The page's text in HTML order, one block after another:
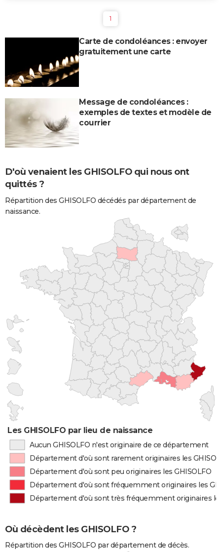
1
Carte de condoléances : envoyer
gratuitement une carte
Message de condoléances :
exemples de textes et modèle de
courrier
D'où venaient les GHISOLFO qui nous ont
quittés ?
Répartition des GHISOLFO décédés par département de
naissance.
Les GHISOLFO par lieu de naissance
Aucun GHISOLFO n'est originaire de ce département
Département d'où sont rarement originaires les
Département d'où sont peu originaires les GHISOLFO
Département d'où sont fréquemment originaires les
Département d'où sont très fréquemment originaires
Où décèdent les GHISOLFO ?
Répartition des GHISOLFO par département de décès.